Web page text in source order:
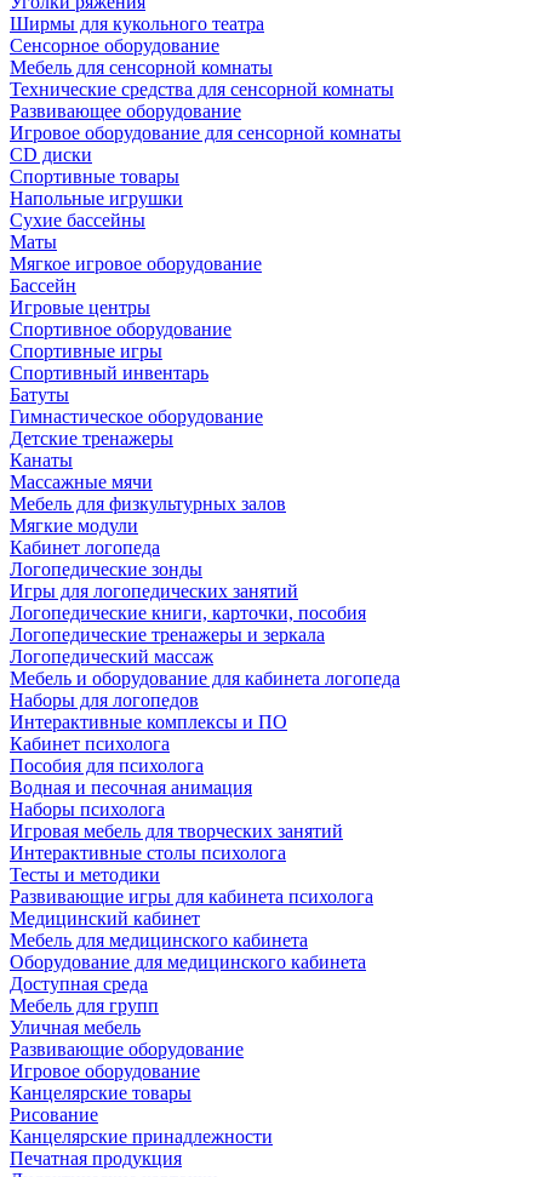
Ширмы для кукольного театра
Сенсорное оборудование
Мебель для сенсорной комнаты
Технические средства для сенсорной комнаты
Развивающее оборудование
Игровое оборудование для сенсорной комнаты
CD диски
Спортивные товары
Напольные игрушки
Сухие бассейны
Маты
Мягкое игровое оборудование
Бассейн
Игровые центры
Спортивное оборудование
Спортивные игры
Спортивный инвентарь
Батуты
Гимнастическое оборудование
Детские тренажеры
Канаты
Массажные мячи
Мебель для физкультурных залов
Мягкие модули
Кабинет логопеда
Логопедические зонды
Игры для логопедических занятий
Логопедические книги, карточки, пособия
Логопедические тренажеры и зеркала
Логопедический массаж
Мебель и оборудование для кабинета логопеда
Наборы для логопедов
Интерактивные комплексы и ПО
Кабинет психолога
Пособия для психолога
Водная и песочная анимация
Наборы психолога
Игровая мебель для творческих занятий
Интерактивные столы психолога
Тесты и методики
Развивающие игры для кабинета психолога
Медицинский кабинет
Мебель для медицинского кабинета
Оборудование для медицинского кабинета
Доступная среда
Мебель для групп
Уличная мебель
Развивающие оборудование
Игровое оборудование
Канцелярские товары
Рисование
Канцелярские принадлежности
Печатная продукция